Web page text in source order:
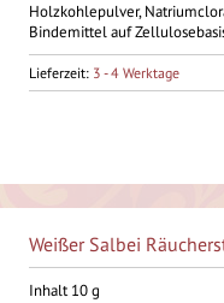
Holzkohlepulver,
Bindemittel auf
Lieferzeit: 3 - 4 Werktage
Weißer Salbei
Inhalt 10 g